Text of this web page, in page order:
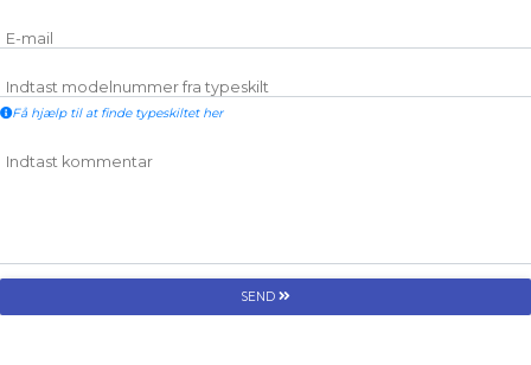
E-mail
Indtast modelnummer fra typeskilt
Få hjælp til at finde typeskiltet her
Indtast kommentar
SEND